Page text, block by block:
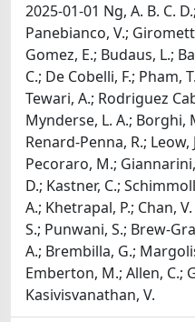
2025-01-01 Ng, A. B. C.
Panebianco, V.;
Gomez, E.; Budaus, L.;
C.; De Cobelli, F.; Pham,
Tewari, A.; Rodriguez
Mynderse, L. A.; Borghi,
Renard-Penna, R.; Leow,
Pecoraro, M.;
D.; Kastner, C.;
A.; Khetrapal, P.; Chan,
S.; Punwani, S.; Brew-
A.; Brembilla, G.;
Emberton, M.; Allen, C.;
Kasivisvanathan, V.